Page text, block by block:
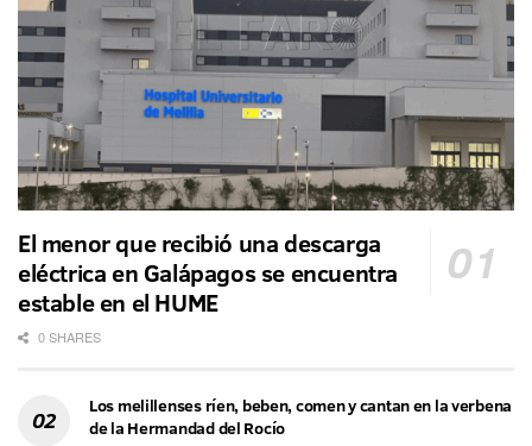
El menor que recibió una descarga
eléctrica en Galápagos se encuentra
estable en el HUME
0 SHARES
Los melillenses ríen, beben, comen y cantan en la verbena
de la Hermandad del Rocío